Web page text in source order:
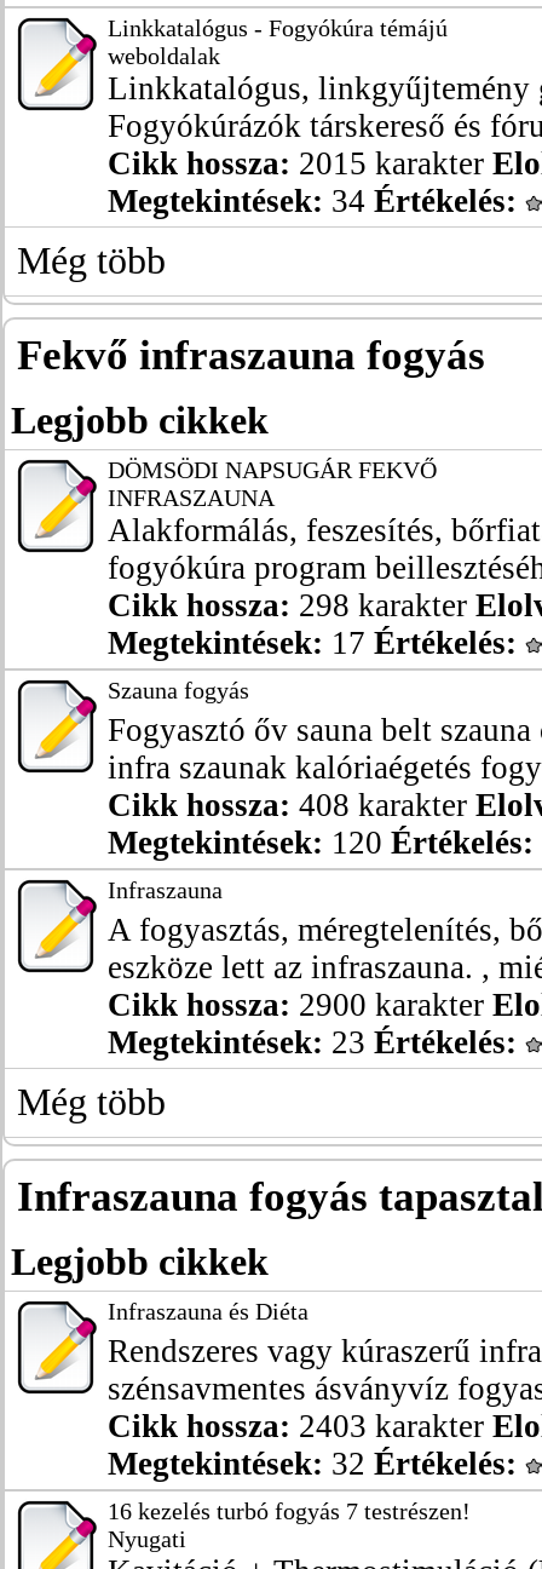
Linkkatalógus - Fogyókúra témájú
weboldalak
Linkkatalógus, linkgyűjtemény
Fogyókúrázók társkereső és
Cikk hossza: 2015 karakter
Megtekintések: 34 Értékelés:
Még több
Fekvő infraszauna fogyás
Legjobb cikkek
DÖMSÖDI NAPSUGÁR FEKVŐ
INFRASZAUNA
Alakformálás, feszesítés,
fogyókúra program
Cikk hossza: 298 karakter
Megtekintések: 17 Értékelés:
Szauna fogyás
Fogyasztó őv sauna belt
infra szaunak kalóriaégetés
Cikk hossza: 408 karakter
Megtekintések: 120 Értékelés:
Infraszauna
A fogyasztás, méregtelenítés,
eszköze lett az infraszauna. ,
Cikk hossza: 2900 karakter
Megtekintések: 23 Értékelés:
Még több
Infraszauna fogyás
Legjobb cikkek
Infraszauna és Diéta
Rendszeres vagy kúraszerű
szénsavmentes ásványvíz
Cikk hossza: 2403 karakter
Megtekintések: 32 Értékelés:
16 kezelés turbó fogyás 7 testrészen!
Nyugati